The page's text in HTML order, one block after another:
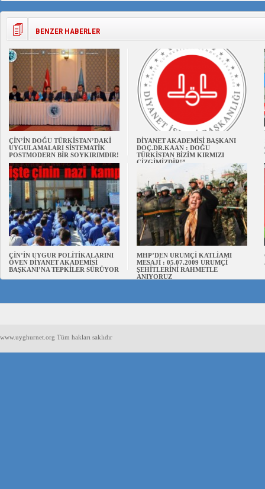
BENZER HABERLER
ÇİN’İN DOĞU TÜRKİSTAN’DAKİ
UYGULAMALARI SİSTEMATİK
POSTMODERN BİR SOYKIRIMDIR!
DİYANET AKADEMİSİ BAŞKANI
DOÇ.DR.KAAN : DOĞU
TÜRKİSTAN BİZİM KIRMIZI
ÇİZGİMİZDİR!”
ÇİN’İN UYGUR POLİTİKALARINI
ÖVEN DİYANET AKADEMİSİ
BAŞKANI’NA TEPKİLER SÜRÜYOR
MHP’DEN URUMÇİ KATLİAMI
MESAJİ : 05.07.2009 URUMÇİ
ŞEHİTLERİNİ RAHMETLE
ANIYORUZ
www.uyghurnet.org Tüm hakları saklıdır